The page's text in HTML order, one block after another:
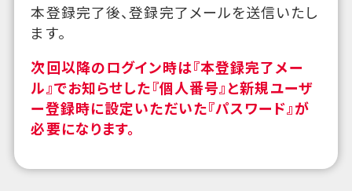
本登録完了後、登録完了メールを送信いたし
ます。
次回以降のログイン時は『本登録完了メー
ル』でお知らせした『個人番号』と新規ユーザ
ー登録時に設定いただいた『パスワード』が
必要になります。